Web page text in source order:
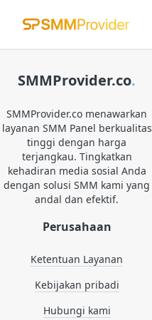
SMMProvider.co.
SMMProvider.co menawarkan
layanan SMM Panel berkualitas
tinggi dengan harga
terjangkau. Tingkatkan
kehadiran media sosial Anda
dengan solusi SMM kami yang
andal dan efektif.
Perusahaan
Ketentuan Layanan
Kebijakan pribadi
Hubungi kami